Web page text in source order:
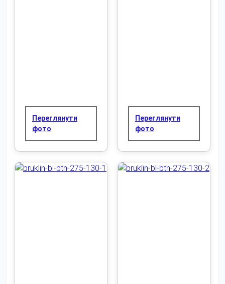
Переглянути
фото
Переглянути
фото